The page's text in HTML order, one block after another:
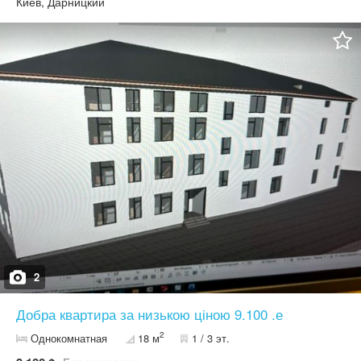
для першого житла, інвестиції або здачі в оренду. Чому це саме
те, що ви шукали: * 17,3 м² ідеального простору для
комфортного життя або прибуткової оренди * Безпечний
закритий комплекс — тиша, порядок і контрольований доступ *
Екологічно чистий район Бортничі — свіже повітря, зелень,
спокій * Зручне сполучення з містом: до метро "Бориспільська"
— всього 10 хв транспортом * Вигідна ціна від забудовника,
набагато дешевше, ніж після здачі будинку. Ціна поступово
росте. * Будинок вже в роботі (стадія зведення бетонних
конструкцій першого поверху (фундамент готовий)) — заселення
приблизно за 12 місяців.
2
Добра квартира за низькою ціною 9.100 .е
Однокомнатная 18 м2 1 / 3 эт.